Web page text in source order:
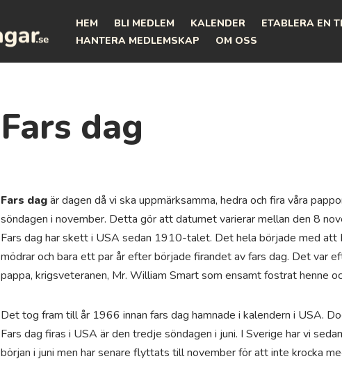
HEM BLI MEDLEM KALENDER ETABLERA EN
HANTERA MEDLEMSKAP
OM OSS
Fars dag
Fars dagär dagen då vi ska uppmärksamma, hedra och fira våra
söndagen i november. Detta gör att datumet varierar mellan den 8
Fars dag har skett i USA sedan 1910-talet. Det hela började med
mödrar och bara ett par år efter började firandet av fars dag. Det var
pappa, krigsveteranen, Mr. William Smart som ensamt fostrat henne
Det tog fram till år 1966 innan fars dag hamnade i kalendern i USA.
Fars dag firas i USA är den tredje söndagen i juni. I Sverige har vi
början i juni men har senare flyttats till november för att inte krocka